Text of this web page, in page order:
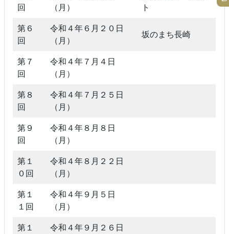
回
（月）
ト
第６
回
令和４年６月２０日
（月）
坂のまち長崎
第７
回
令和４年７月４日
（月）
第８
回
令和４年７月２５日
（月）
第９
回
令和４年８月８日
（月）
第１
０回
令和４年８月２２日
（月）
第１
１回
令和４年９月５日
（月）
第１
令和４年９月２６日